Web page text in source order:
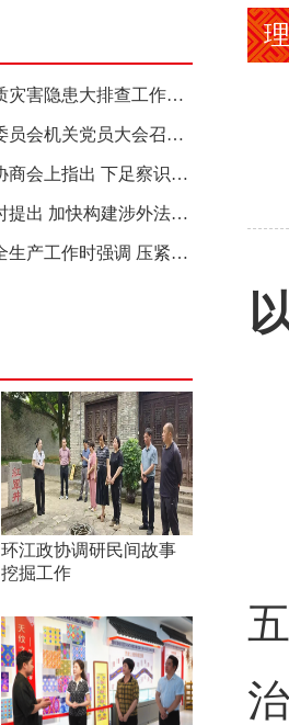
孙大伟到南宁督导检查地质灾害隐患大排查工作时强调 筑牢地质灾害安全防线 全力保障人民群众生命财产安全
中共政协广西壮族自治区委员会机关党员大会召开 选举产生新一届机关党委、机关纪委
孙大伟在自治区政协专题协商会上指出 下足察识谋督之功 恪尽服务大局之责 助推有色金属、关键金属产业高质量发展
巫家世在南宁、北海调研时提出 加快构建涉外法律供给集群 护航向海经济高质量发展
孙大伟到南宁督导检查安全生产工作时强调 压紧压实责任 狠抓隐患整治 坚决筑牢安全生产防线
环江政协调研民间故事
挖掘工作